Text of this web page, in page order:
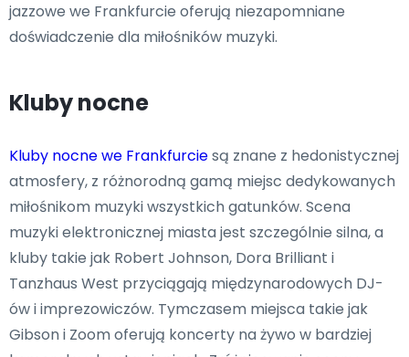
jazzowe we Frankfurcie oferują niezapomniane
doświadczenie dla miłośników muzyki.
Kluby nocne
Kluby nocne we Frankfurciesą znane z hedonistycznej
atmosfery, z różnorodną gamą miejsc dedykowanych
miłośnikom muzyki wszystkich gatunków. Scena
muzyki elektronicznej miasta jest szczególnie silna, a
kluby takie jak Robert Johnson, Dora Brilliant i
Tanzhaus West przyciągają międzynarodowych DJ-
ów i imprezowiczów. Tymczasem miejsca takie jak
Gibson i Zoom oferują koncerty na żywo w bardziej